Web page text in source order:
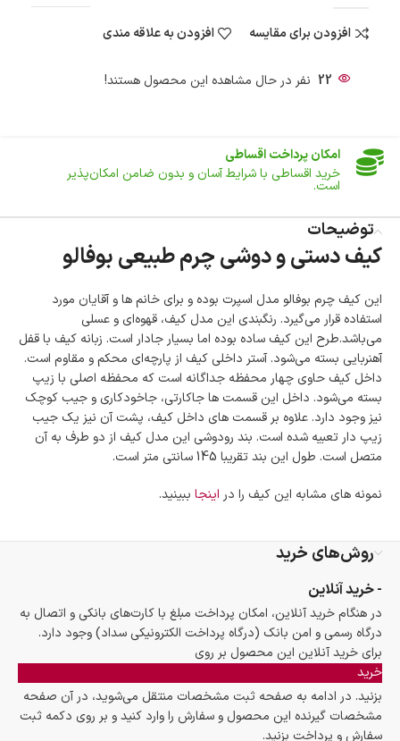
افزودن برای مقایسه افزودن به علاقه مندی
22 نفر در حال مشاهده این محصول هستند!
تومان ، رایگان به سراسر کشور
ارسال می‌شود.
امکان پرداخت اقساطی
خرید اقساطی با شرایط آسان و بدون ضامن امکان‌پذیر
است.
گارانتی معتبر برای تمامی محصولات ارائه می‌شود.توضیحات
کیف دستی و دوشی چرم طبیعی بوفالو
این کیف چرم بوفالو مدل اسپرت بوده و برای خانم ها و آقایان مورد
استفاده قرار می‌گیرد. رنگبندی این مدل کیف، قهوه‌ای و عسلی
می‌باشد.طرح این کیف ساده بوده اما بسیار جادار است. زبانه کیف با قفل
آهنربایی بسته می‌شود. آستر داخلی کیف از پارچه‌ای محکم و مقاوم است.
داخل کیف حاوی چهار محفظه جداگانه است که محفظه اصلی با زیپ
بسته می‌شود. داخل این قسمت ها جاکارتی، جاخودکاری و جیب کوچک
نیز وجود دارد. علاوه بر قسمت های داخل کیف، پشت آن نیز یک جیب
زیپ دار تعبیه شده است. بند رودوشی این مدل کیف از دو طرف به آن
متصل است. طول این بند تقریبا 145 سانتی متر است.
نمونه های مشابه این کیف را در اینجا ببینید.
روش‌های خرید
- خرید آنلاین
در هنگام خرید آنلاین، امکان پرداخت مبلغ با کارت‌های بانکی و اتصال به
درگاه رسمی و امن بانک (درگاه پرداخت الکترونیکی سداد) وجود دارد.
برای خرید آنلاین این محصول بر روی
خرید
بزنید. در ادامه به صفحه ثبت مشخصات منتقل می‌شوید، در آن صفحه
مشخصات گیرنده این محصول و سفارش را وارد کنید و بر روی دکمه ثبت
سفارش و پرداخت بزنید.